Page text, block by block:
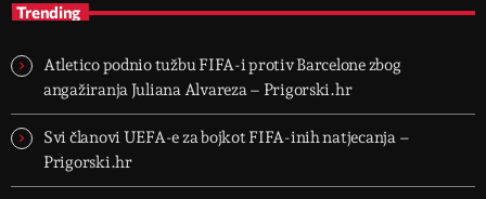
Trending
Atletico podnio tužbu FIFA-i protiv Barcelone zbog
angažiranja Juliana Alvareza – Prigorski.hr
Svi članovi UEFA-e za bojkot FIFA-inih natjecanja –
Prigorski.hr